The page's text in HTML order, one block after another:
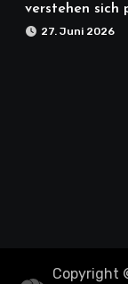
verstehen sich
27. Juni 2026
Copyright